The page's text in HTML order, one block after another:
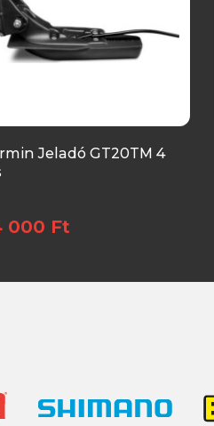
Jeladó GT20TM 4
000 Ft